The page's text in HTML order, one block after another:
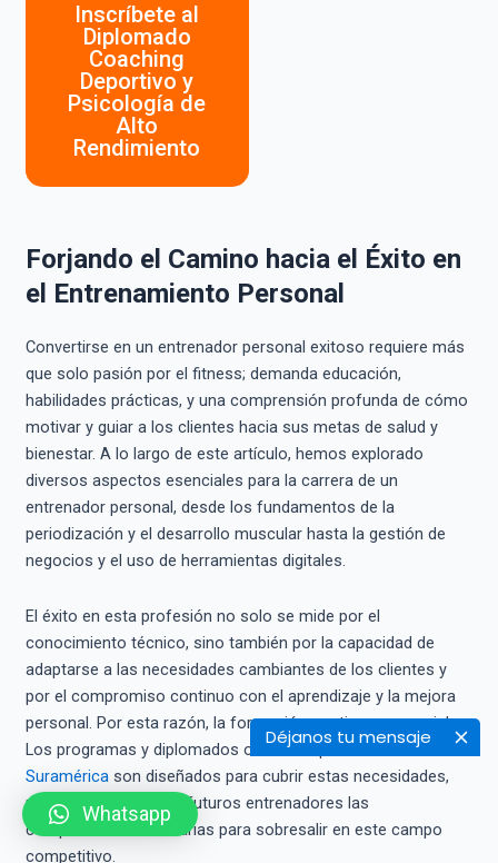
Déjanos tu mensaje
Inscríbete al
Diplomado
Coaching
Deportivo y
Psicología de
Alto
Rendimiento
Forjando el Camino hacia el Éxito en
el Entrenamiento Personal
Convertirse en un entrenador personal exitoso requiere más
que solo pasión por el fitness; demanda educación,
habilidades prácticas, y una comprensión profunda de cómo
motivar y guiar a los clientes hacia sus metas de salud y
bienestar. A lo largo de este artículo, hemos explorado
diversos aspectos esenciales para la carrera de un
entrenador personal, desde los fundamentos de la
periodización y el desarrollo muscular hasta la gestión de
negocios y el uso de herramientas digitales.
El éxito en esta profesión no solo se mide por el
conocimiento técnico, sino también por la capacidad de
adaptarse a las necesidades cambiantes de los clientes y
por el compromiso continuo con el aprendizaje y la mejora
personal. Por esta razón, la formación continua es crucial.
Los programas y diplomados ofrecidos por elPolitécnico de
Suraméricason diseñados para cubrir estas necesidades,
proporcionando a los futuros entrenadores las
competencias necesarias para sobresalir en este campo
competitivo.
Whatsapp